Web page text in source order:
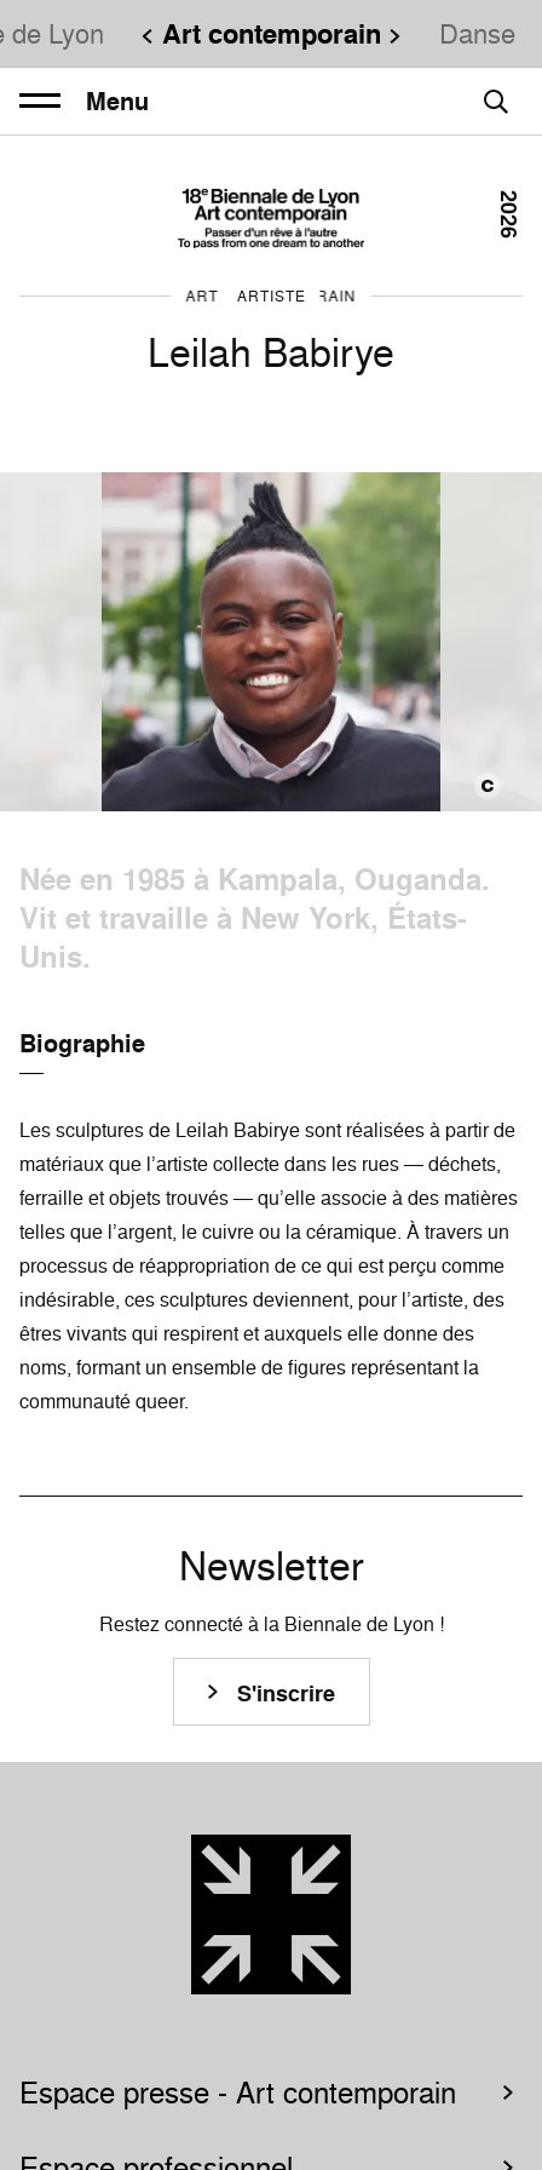
de Lyon Art contemporain Danse
Menu
ART CONTEMPORAIN
ARTISTE
Leilah Babirye
2026
Née en 1985 à Kampala, Ouganda.
Vit et travaille à New York, États-
Unis.
Biographie
Les sculptures de Leilah Babirye sont réalisées à partir de
matériaux que l’artiste collecte dans les rues — déchets,
ferraille et objets trouvés — qu’elle associe à des matières
telles que l’argent, le cuivre ou la céramique. À travers un
processus de réappropriation de ce qui est perçu comme
indésirable, ces sculptures deviennent, pour l’artiste, des
êtres vivants qui respirent et auxquels elle donne des
noms, formant un ensemble de figures représentant la
communauté queer.
Newsletter
Restez connecté à la Biennale de Lyon !
S'inscrire
Espace presse - Art contemporain